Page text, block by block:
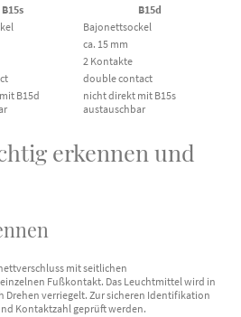
B15s
B15d
Bajonettsockel
ca. 15 mm
2 Kontakte
double contact
B15d
nicht direkt mit B15s
austauschbar
erkennen und
mit seitlichen
Fußkontakt. Das Leuchtmittel wird in
Drehen verriegelt. Zur sicheren Identifikation
Kontaktzahl geprüft werden.